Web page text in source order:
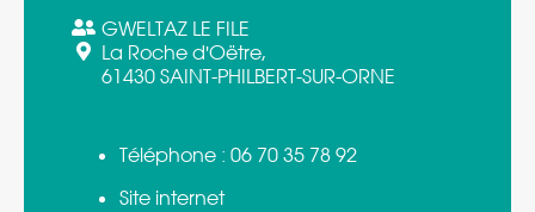
GWELTAZ LE FILE
La Roche d'Oëtre,
61430 SAINT-PHILBERT-SUR-ORNE
Téléphone : 06 70 35 78 92
Site internet